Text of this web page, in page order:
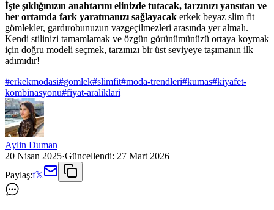
İşte şıklığınızın anahtarını elinizde tutacak, tarzınızı yansıtan ve
her ortamda fark yaratmanızı sağlayacak erkek beyaz slim fit
gömlekler, gardırobunuzun vazgeçilmezleri arasında yer almalı.
Kendi stilinizi tamamlamak ve özgün görünümünüzü ortaya koymak
için doğru modeli seçmek, tarzınızı bir üst seviyeye taşımanın ilk
adımıdır!
#erkekmodasi#gomlek#slimfit#moda-trendleri#kumas#kiyafet-
kombinasyonu#fiyat-araliklari
Aylin Duman
20 Nisan 2025·Güncellendi: 27 Mart 2026
Paylaş:f𝕏